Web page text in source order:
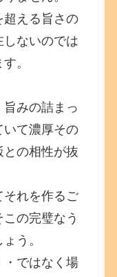
超える旨さの
しないのでは
。
みの詰まっ
いて濃厚その
との相性が抜
それを作るご
の完璧なう
う。
・ではなく場